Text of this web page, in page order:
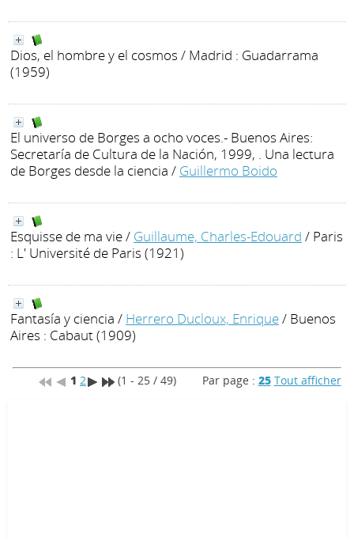
Dios, el hombre y el cosmos / Madrid : Guadarrama
(1959)
El universo de Borges a ocho voces.- Buenos Aires:
Secretaría de Cultura de la Nación, 1999, . Una lectura
de Borges desde la ciencia / Guillermo Boido
Esquisse de ma vie/ Guillaume, Charles-Edouard / Paris
: L' Université de Paris (1921)
Fantasía y ciencia / Herrero Ducloux, Enrique/ Buenos
Aires : Cabaut (1909)
1 2 (1 - 25 / 49) Par page : 25 Tout afficher